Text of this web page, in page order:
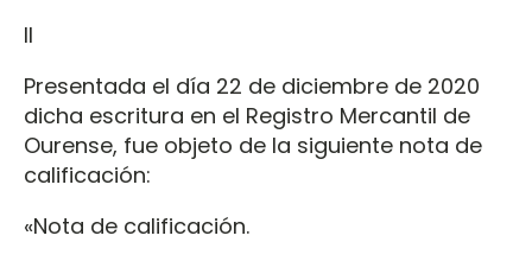
II
Presentada el día 22 de diciembre de 2020
dicha escritura en el Registro Mercantil de
Ourense, fue objeto de la siguiente nota de
calificación:
«Nota de calificación.